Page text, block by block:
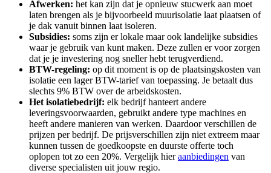
Afwerken: het kan zijn dat je opnieuw stucwerk aan moet
laten brengen als je bijvoorbeeld muurisolatie laat plaatsen of
je dak vanuit binnen laat isoleren.
Subsidies: soms zijn er lokale maar ook landelijke subsidies
waar je gebruik van kunt maken. Deze zullen er voor zorgen
dat je je investering nog sneller hebt terugverdiend.
BTW-regeling: op dit moment is op de plaatsingskosten van
isolatie een lager BTW-tarief van toepassing. Je betaalt dus
slechts 9% BTW over de arbeidskosten.
Het isolatiebedrijf: elk bedrijf hanteert andere
leveringsvoorwaarden, gebruikt andere type machines en
heeft andere manieren van werken. Daardoor verschillen de
prijzen per bedrijf. De prijsverschillen zijn niet extreem maar
kunnen tussen de goedkoopste en duurste offerte toch
oplopen tot zo een 20%. Vergelijk hieraanbiedingen van
diverse specialisten uit jouw regio.